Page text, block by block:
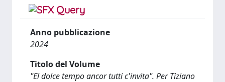
Anno pubblicazione
2024
Titolo del Volume
"El dolce tempo ancor tutti c'invita". Per Tiziano